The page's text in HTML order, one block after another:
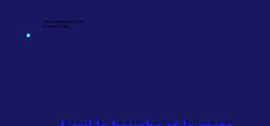
Marcela Santander Corvalán
et Volmir Cordeiro